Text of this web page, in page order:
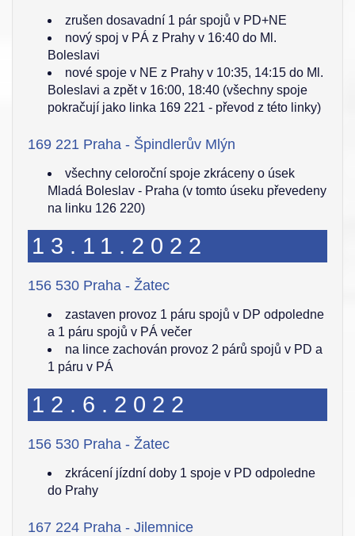
zrušen dosavadní 1 pár spojů v PD+NE
nový spoj v PÁ z Prahy v 16:40 do Ml.
Boleslavi
nové spoje v NE z Prahy v 10:35, 14:15 do Ml.
Boleslavi a zpět v 16:00, 18:40 (všechny spoje
pokračují jako linka 169 221 - převod z této linky)
169 221 Praha - Špindlerův Mlýn
všechny celoroční spoje zkráceny o úsek
Mladá Boleslav - Praha (v tomto úseku převedeny
na linku 126 220)
13.11.2022
156 530 Praha - Žatec
zastaven provoz 1 páru spojů v DP odpoledne
a 1 páru spojů v PÁ večer
na lince zachován provoz 2 párů spojů v PD a
1 páru v PÁ
12.6.2022
156 530 Praha - Žatec
zkrácení jízdní doby 1 spoje v PD odpoledne
do Prahy
167 224 Praha - Jilemnice